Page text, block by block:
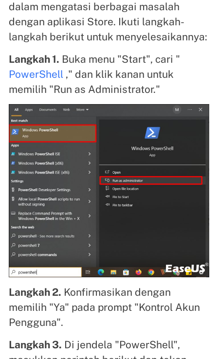
dalam mengatasi berbagai masalah
dengan aplikasi Store. Ikuti langkah-
langkah berikut untuk menyelesaikannya:
Langkah 1. Buka menu "Start", cari "
PowerShell," dan klik kanan untuk
memilih "Run as Administrator."
Langkah 2. Konfirmasikan dengan
memilih "Ya" pada prompt "Kontrol Akun
Pengguna".
Langkah 3. Di jendela "PowerShell",